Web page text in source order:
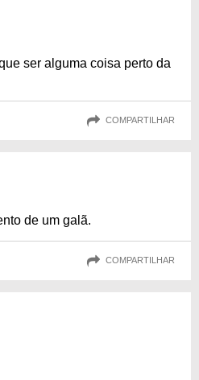
ser alguma coisa perto da
COMPARTILHAR
de um galã.
COMPARTILHAR